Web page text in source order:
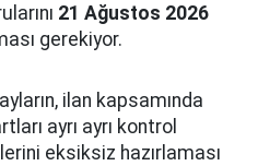
21 Ağustos 2026
gerekiyor.
ilan kapsamında
ayrı ayrı kontrol
eksiksiz hazırlaması